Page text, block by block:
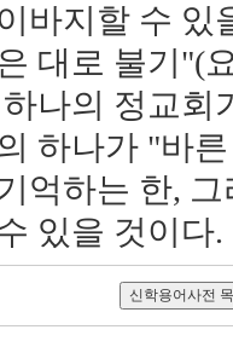
바지할 수 있
대로 불기"(
나의 정교회
하나가 "바
억하는 한,
있을 것이다.